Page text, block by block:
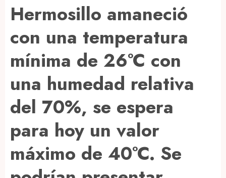
Hermosillo amaneció
con una temperatura
mínima de 26°C con
una humedad relativa
del 70%, se espera
para hoy un valor
máximo de 40°C. Se